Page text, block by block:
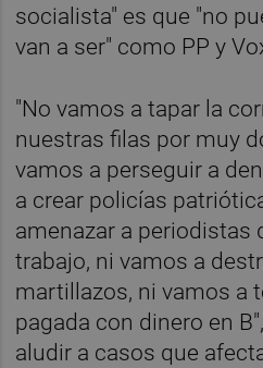
socialista" es que "no
van a ser" como PP y
"No vamos a tapar la
nuestras filas por muy
vamos a perseguir a
a crear policías
amenazar a periodistas
trabajo, ni vamos a
martillazos, ni vamos a
pagada con dinero en
aludir a casos que